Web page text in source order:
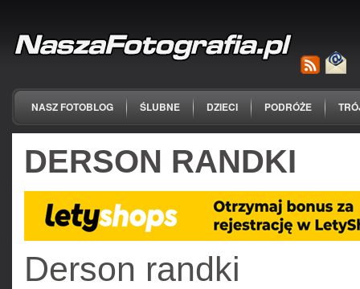
NASZ FOTOBLOG ŚLUBNE DZIECI PODRÓŻE
DERSON RANDKI
Derson randki